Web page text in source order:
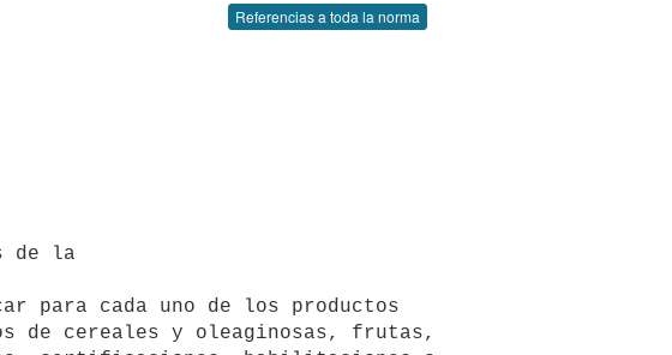
Referencias a toda la norma
para cada uno de los productos
de cereales y oleaginosas, frutas,